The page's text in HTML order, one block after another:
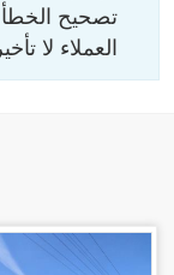
تصحيح
العملاء لا